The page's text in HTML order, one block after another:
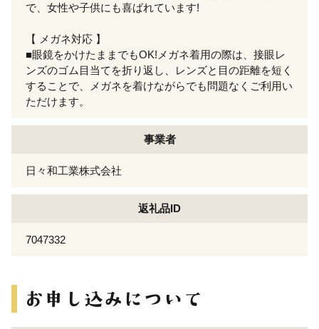
で、女性や子供にも喜ばれています!
【 メガネ対応 】
■眼鏡をかけたままでもOK!メガネ着用の際は、接眼レ
ンズのゴム目当てを折り返し、レンズと目の距離を短く
することで、メガネを着けながらでも問題なくご利用い
ただけます。
事業者
日々和工業株式会社
返礼品ID
7047332